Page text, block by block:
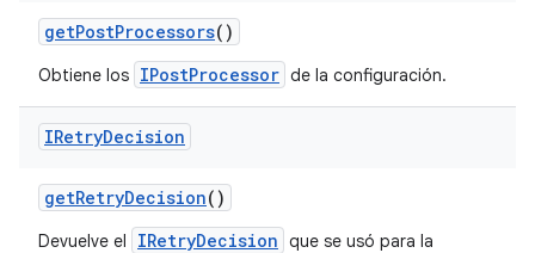
getPostProcessors()
Obtiene los IPostProcessor de la configuración.
IRetryDecision
getRetryDecision()
Devuelve el IRetryDecision que se usó para la